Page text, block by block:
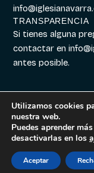
TRANSPARENCIA
Si tienes alguna
contactar en
antes posible.
Aviso legal|
Cookies|Política de
Utilizamos cookies
nuestra web.
Puedes aprender
desactivarlas en los
Aceptar